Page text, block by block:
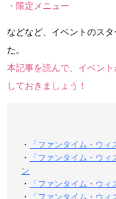
・限定メニュー
などなど、イベントのス
た。
本記事を読んで、イベン
しておきましょう！
・
「ファンタイム・ウ
・
「ファンタイム・ウ
ン
・
「ファンタイム・ウ